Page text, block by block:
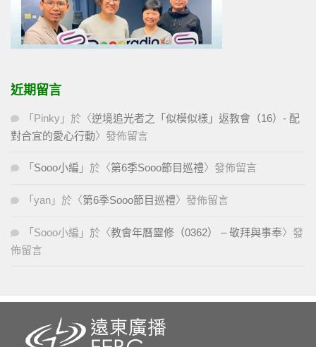
近期留言
「 Pinky 」於〈逆境追光者之「似模似樣」返教會（16）- 配
對合宜的愛心行動〉發佈留言
「 Sooo小編 」於〈第6季Sooo節目巡禮〉發佈留言
「 yan 」於〈第6季Sooo節目巡禮〉發佈留言
「 Sooo小編 」於〈教會年曆靈修（0362） – 敬拜與事奉〉發
佈留言